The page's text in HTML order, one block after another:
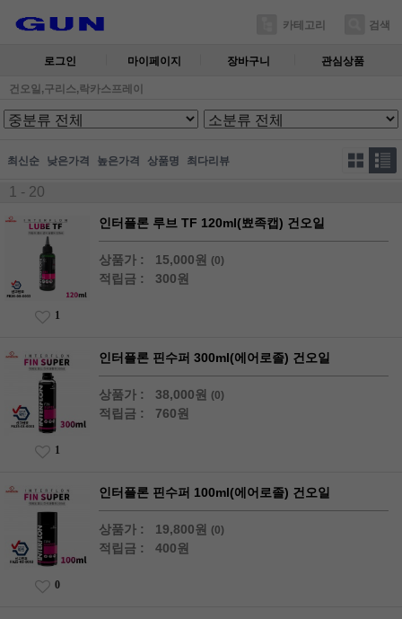
카테고리 검색
로그인 마이페이지 장바구니 관심상품
건오일,구리스,락카스프레이
최신순 낮은가격 높은가격 상품명 최다리뷰
1 - 20
인터플론 루브 TF 120ml(뾰족캡) 건오일
상품가 : 15,000원 (0)
적립금 : 300원
1
인터플론 핀수퍼 300ml(에어로졸) 건오일
상품가 : 38,000원 (0)
적립금 : 760원
1
인터플론 핀수퍼 100ml(에어로졸) 건오일
상품가 : 19,800원 (0)
적립금 : 400원
0